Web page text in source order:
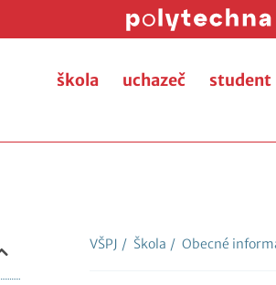
škola uchazeč student
VŠPJ / Škola / Obecné